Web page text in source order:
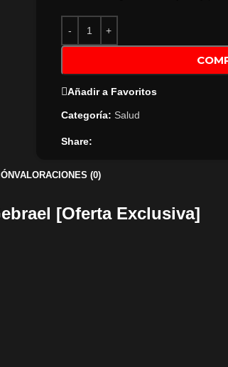
Añadir a Favoritos
Categoría: Salud
Share:
VALORACIONES (0)
[Oferta Exclusiva]